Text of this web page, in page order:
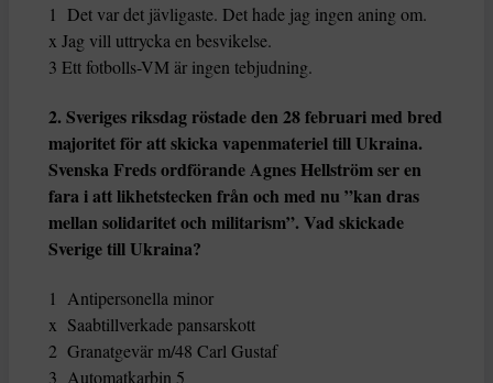
1 Det var det jävligaste. Det hade jag ingen aning om.
x Jag vill uttrycka en besvikelse.
3 Ett fotbolls-VM är ingen tebjudning.
2. Sveriges riksdag röstade den 28 februari med bred
majoritet för att skicka vapenmateriel till Ukraina.
Svenska Freds ordförande Agnes Hellström ser en
fara i att likhetstecken från och med nu ”kan dras
mellan solidaritet och militarism”. Vad skickade
Sverige till Ukraina?
1 Antipersonella minor
x Saabtillverkade pansarskott
2 Granatgevär m/48 Carl Gustaf
3 Automatkarbin 5